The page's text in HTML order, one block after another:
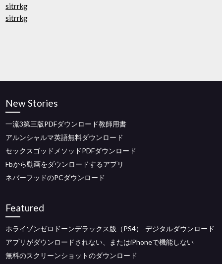
sitrrkg
sitrrkg
New Stories
一流3第三版PDFダウンロード教師用書
アルンシャルマ英語無料ダウンロード
セックスゴッドメソッドPDFダウンロード
Fbから動画をダウンロードするアプリ
ネバーフッドのPCダウンロード
Featured
ホライゾンゼロドーンデラックス版（PS4）-デジタルダウンロード
アプリがダウンロードされない、またはiPhoneで機能しない
無料のスクリーンショットのダウンロード